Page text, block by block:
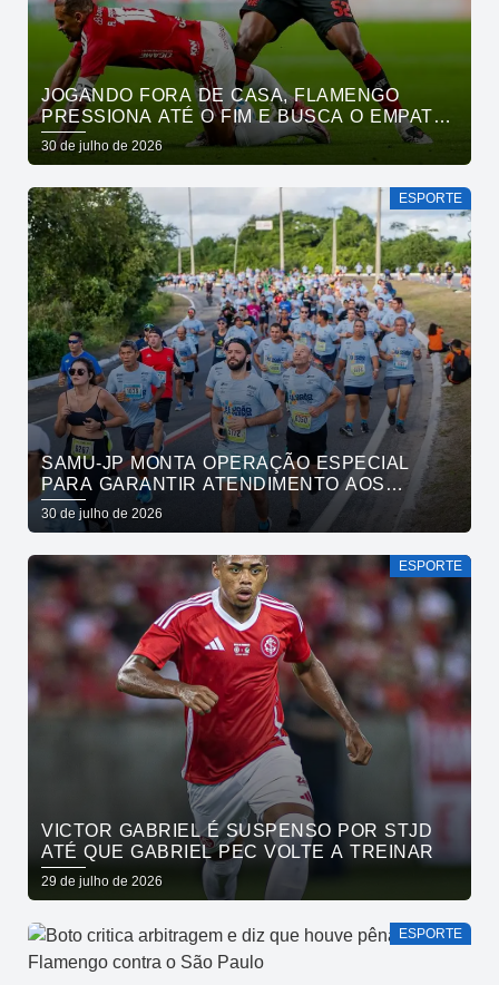
JOGANDO FORA DE CASA, FLAMENGO
PRESSIONA ATÉ O FIM E BUSCA O EMPATE
PELO BRASILEIRÃO
30 de julho de 2026
ESPORTE
SAMU-JP MONTA OPERAÇÃO ESPECIAL
PARA GARANTIR ATENDIMENTO AOS
ATLETAS DA MARATONA INTERNACIONAL
DE JOÃO PESSOA
30 de julho de 2026
ESPORTE
VICTOR GABRIEL É SUSPENSO POR STJD
ATÉ QUE GABRIEL PEC VOLTE A TREINAR
29 de julho de 2026
ESPORTE